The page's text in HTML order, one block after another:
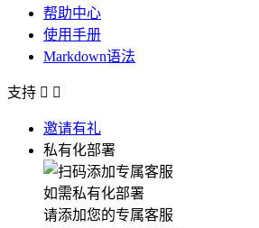
帮助中心
使用手册
Markdown语法
支持  
邀请有礼
私有化部署
如需私有化部署
请添加您的专属客服